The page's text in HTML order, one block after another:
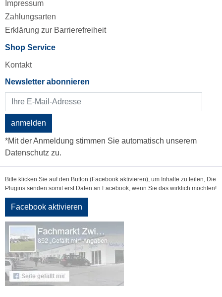
Impressum
Zahlungsarten
Erklärung zur Barrierefreiheit
Shop Service
Kontakt
Newsletter abonnieren
anmelden
*Mit der Anmeldung stimmen Sie automatisch unserem
Datenschutz zu.
Bitte klicken Sie auf den Button (Facebook aktivieren), um Inhalte zu teilen, Die
Plugins senden somit erst Daten an Facebook, wenn Sie das wirklich möchten!
Facebook aktivieren